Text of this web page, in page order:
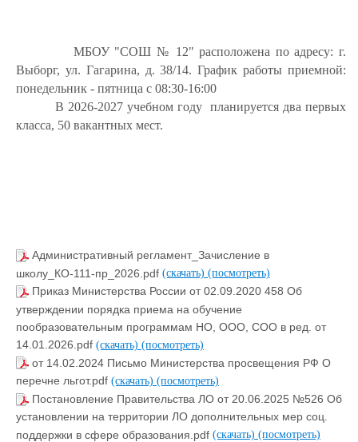
МБОУ "СОШ № 12" расположена по адресу: г.
Выборг, ул. Гагарина, д. 38/14. График работы приемной:
понедельник - пятница с 08:30-16:00
В 2026-2027 учебном году планируется два первых
класса, 50 вакантных мест.
Административный регламент_Зачисление в
школу_КО-111-пр_2026.pdf (скачать) (посмотреть)
Приказ Министерства России от 02.09.2020 458 Об
утверждении порядка приема на обучение
пообразовательным программам НО, ООО, СОО в ред. от
14.01.2026.pdf (скачать) (посмотреть)
от 14.02.2024 Письмо Министерства просвещения РФ О
перечне льгот.pdf (скачать) (посмотреть)
Постановление Правительства ЛО от 20.06.2025 №526 Об
установлении на территории ЛО дополнительных мер соц.
поддержки в сфере образования.pdf (скачать) (посмотреть)